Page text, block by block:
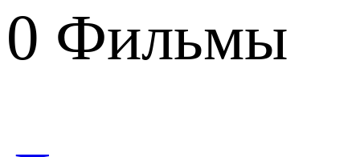
0 Фильмы